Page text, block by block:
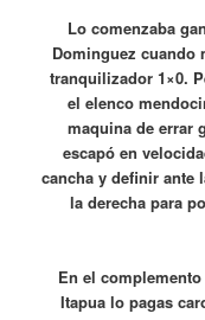
Lo comenzaba
Dominguez cuando
tranquilizador 1×0.
el elenco
maquina de errar
escapó en
cancha y definir ante
la derecha para
En el
Itapua lo pagas